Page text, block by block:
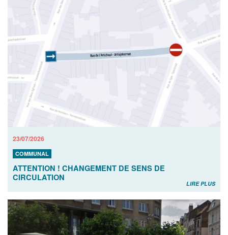
23/07/2026
COMMUNAL
ATTENTION ! CHANGEMENT DE SENS DE
CIRCULATION
LIRE PLUS